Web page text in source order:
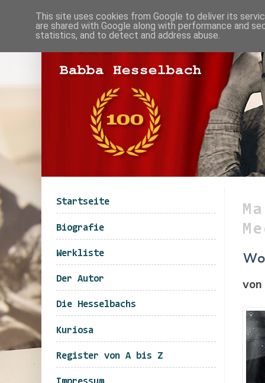
Startseite
Biografie
Werkliste
Der Autor
Die Hesselbachs
Kuriosa
Register von A bis Z
This site uses cookies from Google to deliver its
are shared with Google along with performance and
statistics, and to detect and address abuse.